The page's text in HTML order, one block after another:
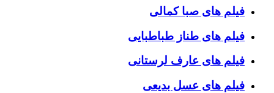
فیلم های صبا کمالی
فیلم های طناز طباطبایی
فیلم های عارف لرستانی
فیلم های عسل بدیعی